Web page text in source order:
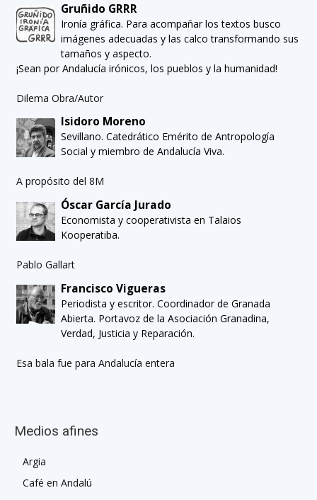
Gruñido GRRR
Ironía gráfica. Para acompañar los textos busco
imágenes adecuadas y las calco transformando sus
tamaños y aspecto.
¡Sean por Andalucía irónicos, los pueblos y la humanidad!
Dilema Obra/Autor
Isidoro Moreno
Sevillano. Catedrático Emérito de Antropología
Social y miembro de Andalucía Viva.
A propósito del 8M
Óscar García Jurado
Economista y cooperativista en Talaios
Kooperatiba.
Pablo Gallart
Francisco Vigueras
Periodista y escritor. Coordinador de Granada
Abierta. Portavoz de la Asociación Granadina,
Verdad, Justicia y Reparación.
Esa bala fue para Andalucía entera
Medios afines
Argia
Café en Andalú